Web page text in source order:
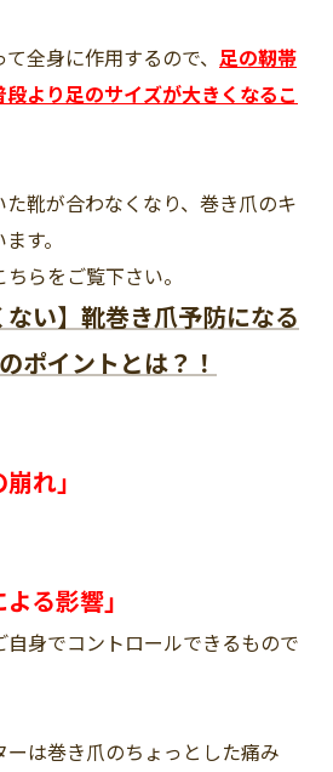
全身に作用するので、 足の靭帯
より足のサイズが大きくなるこ
靴が合わなくなり、巻き爪のキ
す。
らをご覧下さい。
い】靴巻き爪予防になる
ポイントとは？！
れ」
る影響」
自身でコントロールできるもので
は巻き爪のちょっとした痛み